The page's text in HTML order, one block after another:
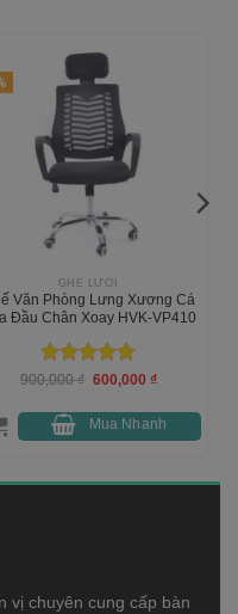
GHẾ LƯỚI
Văn Phòng Lưng Xương Cá
Đầu Chân Xoay HVK-VP410
Được xếp
sao
900,000₫ Giá
900,000 ₫.
600,000 ₫Giá
là:
600,000 ₫.
Mua Nhanh
vị chuyên cung cấp bàn